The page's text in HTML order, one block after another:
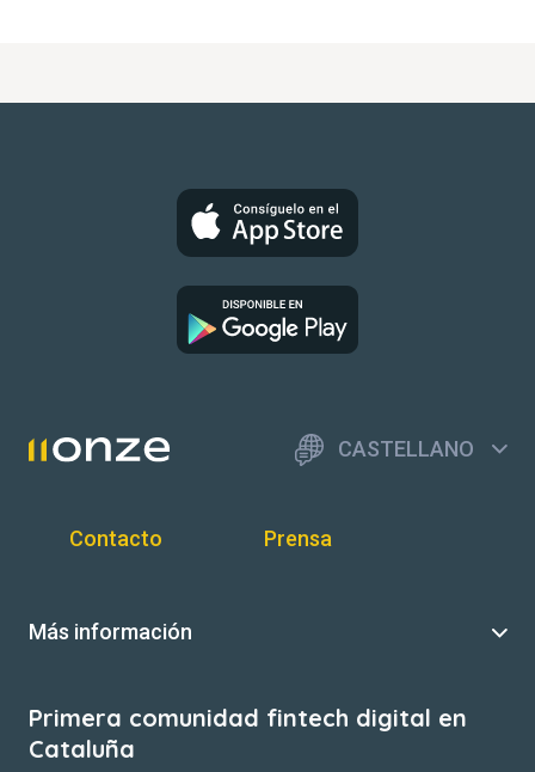
CASTELLANO
Contacto Prensa
Más información
Primera comunidad fintech digital en
Cataluña